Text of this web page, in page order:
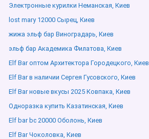
Электронные курилки Неманская, Киев
lost mary 12000 Сырец, Киев
жижа эльф бар Виноградарь, Киев
эльф бар Академика Филатова, Киев
Elf Bar оптом Архитектора Городецкого, Киев
Elf Bar в наличии Сергея Гусовского, Киев
Elf Bar новые вкусы 2025 Ковпака, Киев
Одноразка купить Казатинская, Киев
Elf bar bc 20000 Оболонь, Киев
Elf Bar Чоколовка, Киев